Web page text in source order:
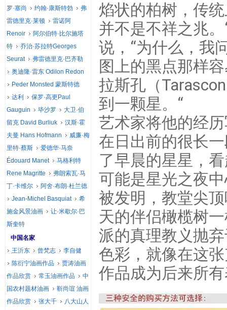
焰状的柏树，传
并不是不祥之兆。
说，“为什么，我
图上的黑点那样
拉斯孔（
到一颗星。“
艺术家将他的经
在日出前的很长
了早晨的星星，
可能是星光之夜
被发明，教堂尖
天的伴侣橄榄树
派的真理教义抛
色彩，就像在这
作品成为后来所
罗·塞尚
约翰·康斯特勃
弗
雷德里克·莱顿
雷诺阿
Renoir
阿尔伯特·比尔施塔
特
乔治·苏拉特Georges
Seurat
弗雷德里克·巴齐勒
奥迪隆·雷东 Odilon Redon
Peder Monsted 蒙斯特德
达利
保罗·高更Paul
Gauguin
毕沙罗
大卫·伯
留克 David Burliuk
汉斯·霍
夫曼 Hans Hofmann
威廉·梅
里特·蔡斯
爱德华·马奈
Édouard Manet
马格利特
Rene Magritte
弗朗索瓦·马
丁·卡维尔
阿舍·布朗·杜兰德
Jean-Michel Basquiat
希
施金风景油画
让·米歇尔·巴
斯奎特
中国名家
王沂东
曾梵志
李自健
陈衍宁油画作品
贾涛油画
作品欣赏
常玉油画作品
中
国农村题材油画
靳尚谊 油画
作品欣赏
张大千
八大山人